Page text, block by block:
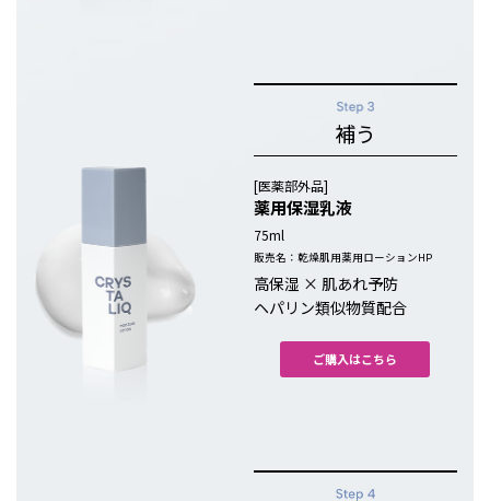
補う
[医薬部外品]
薬用保湿乳液
75ml
販売名：乾燥肌用薬用ローションHP
高保湿 × 肌あれ予防
ヘパリン類似物質配合
ご購入はこちら